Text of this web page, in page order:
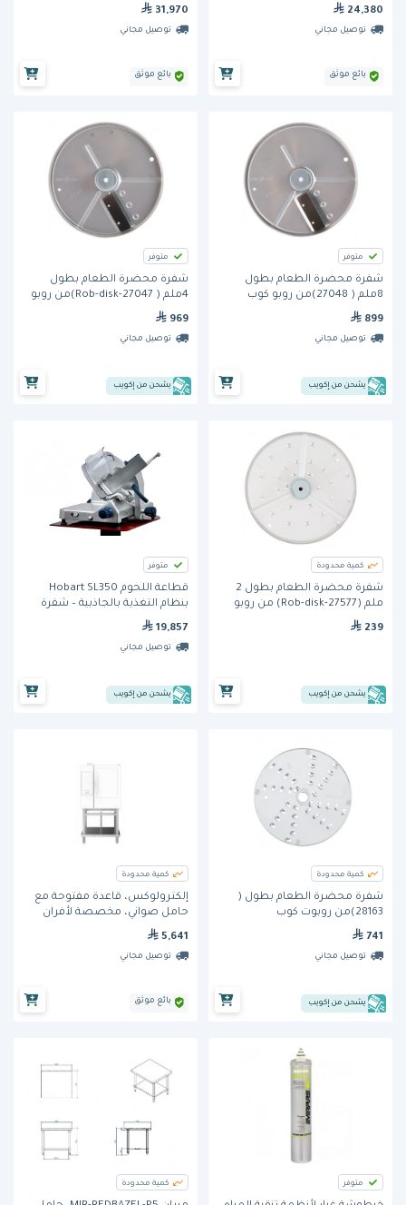
24,380
توصيل مجاني
بائع موثق
31,970
توصيل مجاني
بائع موثق
متوفر
شفرة محضرة الطعام بطول
8ملم ( 27048)من روبو كوب
899
توصيل مجاني
يشحن من إكويب
متوفر
شفرة محضرة الطعام بطول
4ملم ( Rob-disk-27047)من روبو
969
توصيل مجاني
يشحن من إكويب
كمية محدودة
شفرة محضرة الطعام بطول 2
ملم (Rob-disk-27577) من روبو
239
يشحن من إكويب
متوفر
قطاعة اللحوم Hobart SL350
بنظام التغذية بالجاذبية – شفرة
19,857
توصيل مجاني
يشحن من إكويب
كمية محدودة
شفرة محضرة الطعام بطول (
28163)من روبوت كوب
741
توصيل مجاني
يشحن من إكويب
كمية محدودة
إلكترولوكس، قاعدة مفتوحة مع
حامل صواني، مخصصة لأفران
5,641
توصيل مجاني
بائع موثق
متوفر كمية محدودة